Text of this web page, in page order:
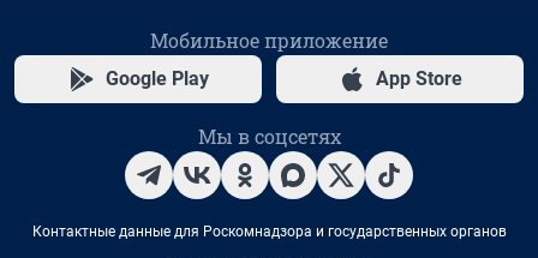
Мобильное приложение
Google Play App Store
Мы в соцсетях
Контактные данные для Роскомнадзора и государственных органов